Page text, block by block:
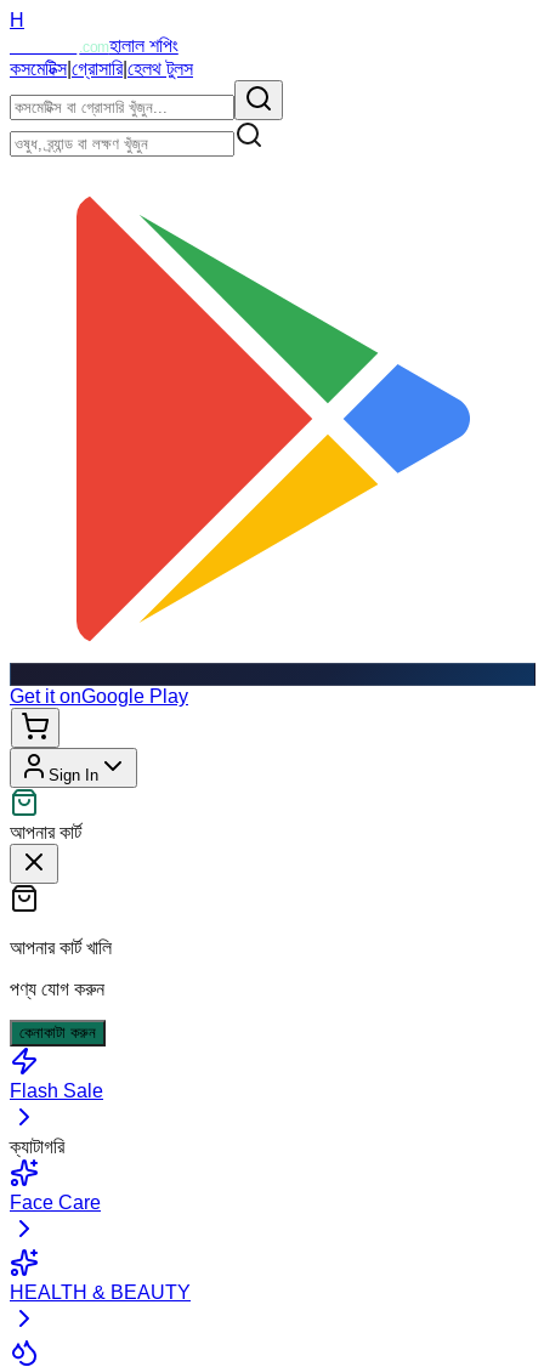
H
.comহালাল শপিং
কসমেটিক্স|গ্রোসারি|হেলথ টুলস
Get it onGoogle Play
Sign In
আপনার কার্ট
আপনার কার্ট খালি
পণ্য যোগ করুন
কেনাকাটা করুন
Flash Sale
ক্যাটাগরি
Face Care
HEALTH & BEAUTY